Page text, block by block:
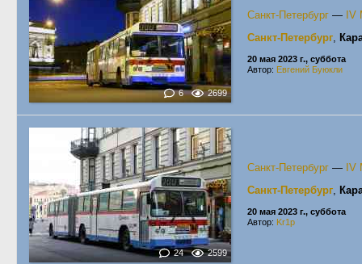
6 2699
Санкт-Петербург — IV
Санкт-Петербург,
20 мая 2023 г., суббота
Автор: Евгений Буюкли
24 2599
Санкт-Петербург — IV
Санкт-Петербург,
20 мая 2023 г., суббота
Автор: Kr1p